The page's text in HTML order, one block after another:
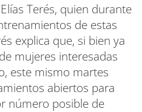
Terés, quien durante
de estas
explica que, si bien ya
mujeres interesadas
este mismo martes
abiertos para
número posible de